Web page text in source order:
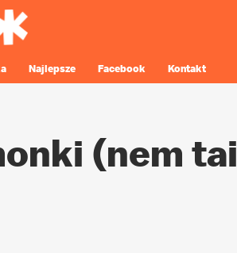
Najlepsze Facebook Kontakt
(nem tai